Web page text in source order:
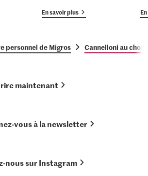
En savoir plus
personnel de Migros Cannelloni au chou
maintenant
vous à la newsletter
nous sur Instagram